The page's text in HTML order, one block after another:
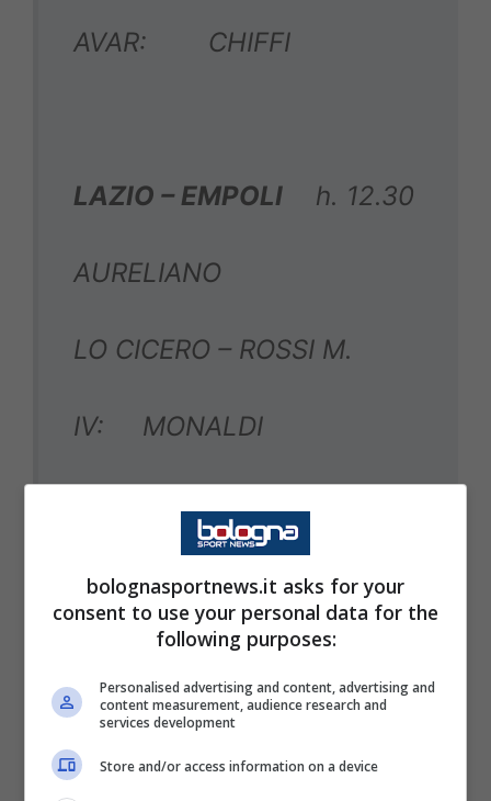
AVAR: CHIFFI
LAZIO – EMPOLI h. 12.30
AURELIANO
LO CICERO – ROSSI M.
IV: MONALDI
VAR: CHIFFI
AVAR: FABBRI
GENOA – SASSUOLO
15.00
bolognasportnews.it asks for your
consent to use your personal data for the
following purposes:
Personalised advertising and content, advertising and
content measurement, audience research and
services development
Store and/or access information on a device